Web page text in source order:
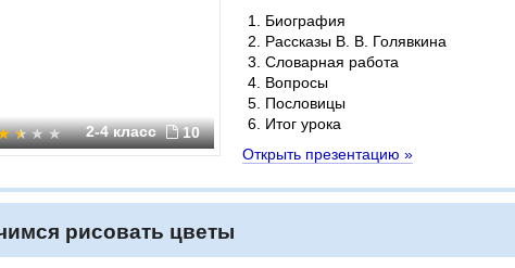
2-4 класс 10
Биография
Рассказы В. В. Голявкина
Словарная работа
Вопросы
Пословицы
Итог урока
Открыть презентацию »
рисовать цветы